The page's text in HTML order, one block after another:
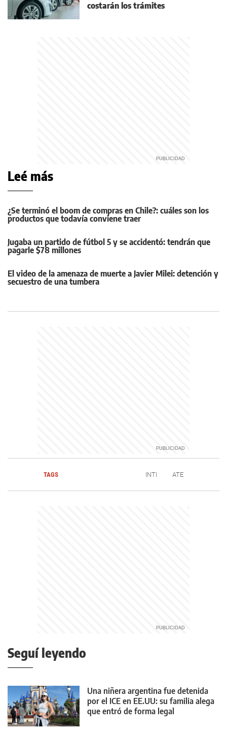
costarán los trámites
Leé más
¿Se terminó el boom de compras en Chile?: cuáles son los
productos que todavía conviene traer
Jugaba un partido de fútbol 5 y se accidentó: tendrán que
pagarle $78 millones
El video de la amenaza de muerte a Javier Milei: detención y
secuestro de una tumbera
TAGS INTI ATE
Seguí leyendo
Una niñera argentina fue detenida
por el ICE en EE.UU: su familia alega
que entró de forma legal